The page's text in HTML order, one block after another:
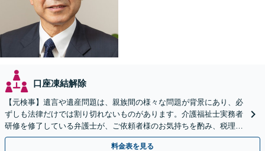
口座凍結解除
【元検事】遺言や遺産問題は、親族間の様々な問題が背景にあり、必
ずしも法律だけでは割り切れないものがあります。介護福祉士実務者
研修を修了している弁護士が、ご依頼者様のお気持ちを酌み、税理士
など他士業とも密接に連携しながら丁寧に対応いたします。
料金表を見る